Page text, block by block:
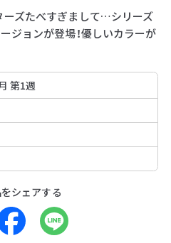
ーズたべすぎまして…シリーズ
ジョンが登場！優しいカラーが
第1週
シェアする